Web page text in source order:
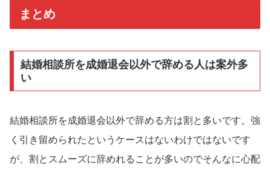
まとめ
結婚相談所を成婚退会以外で辞める人は案外多
い
結婚相談所を成婚退会以外で辞める方は割と多いです。強
く引き留められたというケースはないわけではないです
が、割とスムーズに辞めれることが多いのでそんなに心配